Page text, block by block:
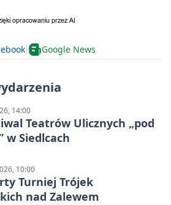
Google News
14:00
Teatrów Ulicznych „pod
w Siedlcach
10:00
Turniej Trójek
nad Zalewem